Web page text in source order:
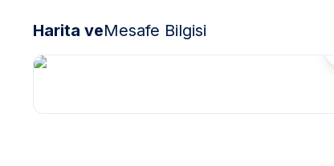
elektrik ve su kesintileri yaşanabilmektedir.
Harita veMesafe Bilgisi